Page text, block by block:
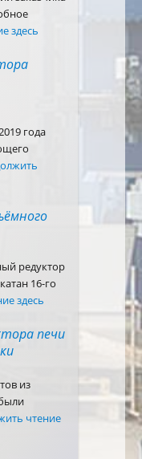
здесь
года
редуктор
16-го
здесь
печи
из
чтение